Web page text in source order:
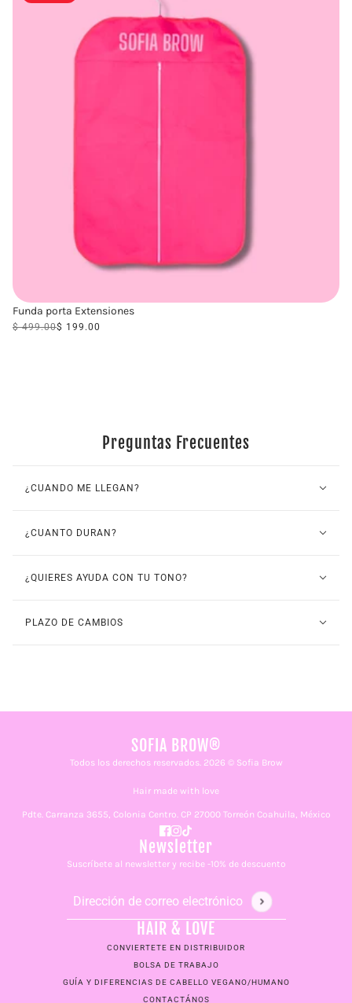
Funda porta Extensiones
$ 499.00$ 199.00
Preguntas Frecuentes
¿CUANDO ME LLEGAN?
¿CUANTO DURAN?
¿QUIERES AYUDA CON TU TONO?
PLAZO DE CAMBIOS
SOFIA BROW®
Todos los derechos reservados. 2026 © Sofia Brow
Hair made with love
Pdte. Carranza 3655, Colonia Centro. CP 27000 Torreón Coahuila, México
Newsletter
Suscríbete al newsletter y recibe -10% de descuento
Dirección de correo electrónico
Este sitio está protegido por hCaptcha y se aplican
HAIR & LOVE
CONVIERTETE EN DISTRIBUIDOR
BOLSA DE TRABAJO
GUÍA Y DIFERENCIAS DE CABELLO VEGANO/HUMANO
CONTACTÁNOS